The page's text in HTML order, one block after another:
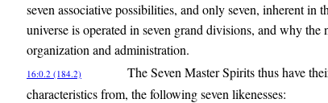
seven associative possibilities, and only seven, inherent in
universe is operated in seven grand divisions, and why
organization and administration.
16:0.2 (184.2)
The Seven Master Spirits thus have
characteristics from, the following seven likenesses: